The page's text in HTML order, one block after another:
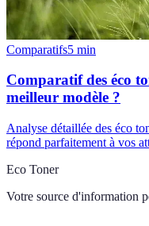
Comparatifs5 min
Comparatif des éco
meilleur modèle ?
Analyse détaillée des éco
répond parfaitement à vos
Eco Toner
Votre source d'information